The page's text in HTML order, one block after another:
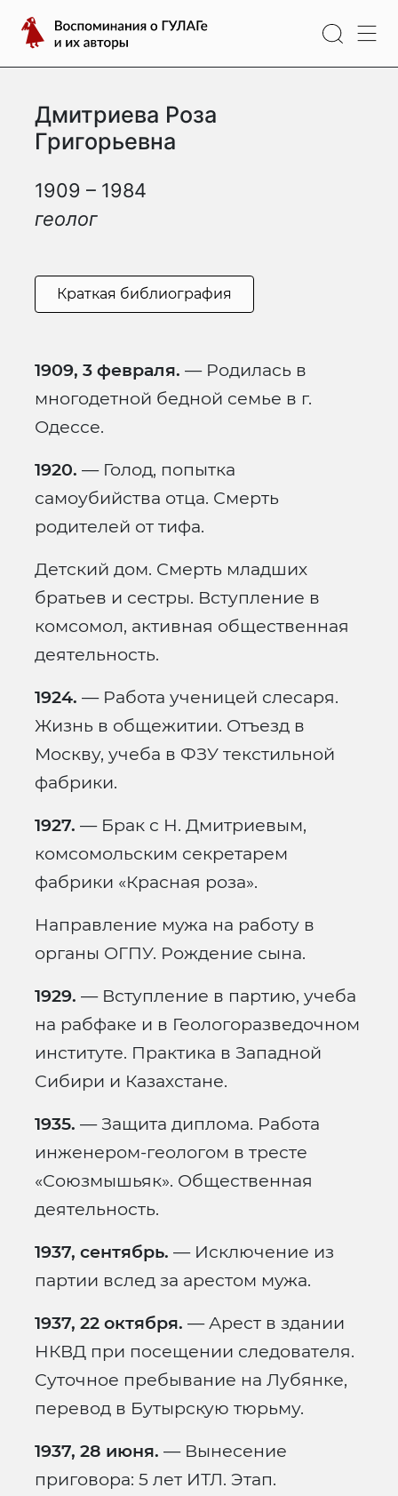
содержимому
Воспоминания
о
ГУЛАГе
авторы
Дмитриева Роза
Григорьевна
1909 – 1984
геолог
Краткая библиография
1909, 3 февраля. — Родилась в
многодетной бедной семье в г.
Одессе.
1920. — Голод, попытка
самоубийства отца. Смерть
родителей от тифа.
Детский дом. Смерть младших
братьев и сестры. Вступление в
комсомол, активная общественная
деятельность.
1924. — Работа ученицей слесаря.
Жизнь в общежитии. Отъезд в
Москву, учеба в ФЗУ текстильной
фабрики.
1927. — Брак с Н. Дмитриевым,
комсомольским секретарем
фабрики «Красная роза».
Направление мужа на работу в
органы ОГПУ. Рождение сына.
1929. — Вступление в партию, учеба
на рабфаке и в Геологоразведочном
институте. Практика в Западной
Сибири и Казахстане.
1935. — Защита диплома. Работа
инженером-геологом в тресте
«Союзмышьяк». Общественная
деятельность.
1937, сентябрь. — Исключение из
партии вслед за арестом мужа.
1937, 22 октября. — Арест в здании
НКВД при посещении следователя.
Суточное пребывание на Лубянке,
перевод в Бутырскую тюрьму.
1937, 28 июня. — Вынесение
приговора: 5 лет ИТЛ. Этап.